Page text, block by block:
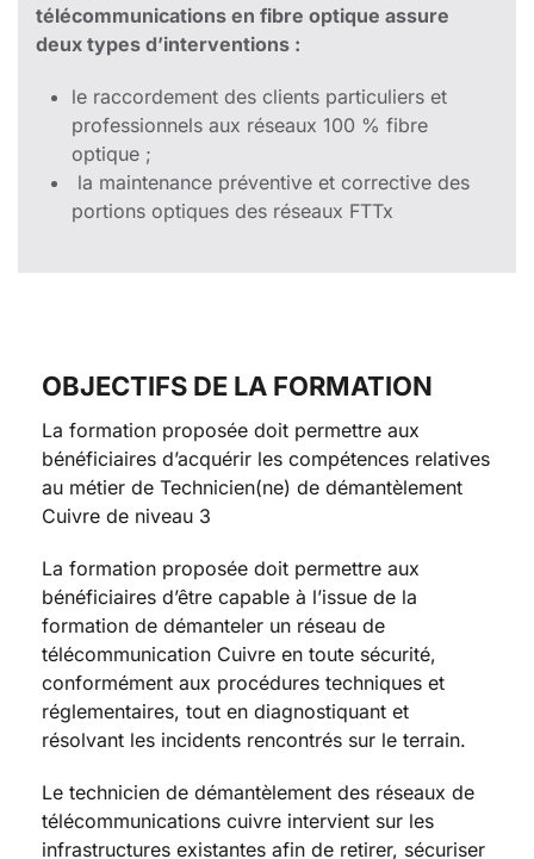
télécommunications en fibre optique assure
deux types d’interventions :
le raccordement des clients particuliers et
professionnels aux réseaux 100 % fibre
optique ;
la maintenance préventive et corrective des
portions optiques des réseaux FTTx
OBJECTIFS DE LA FORMATION
La formation proposée doit permettre aux
bénéficiaires d’acquérir les compétences relatives
au métier de Technicien(ne) de démantèlement
Cuivre de niveau 3
La formation proposée doit permettre aux
bénéficiaires d’être capable à l’issue de la
formation de démanteler un réseau de
télécommunication Cuivre en toute sécurité,
conformément aux procédures techniques et
réglementaires, tout en diagnostiquant et
résolvant les incidents rencontrés sur le terrain.
Le technicien de démantèlement des réseaux de
télécommunications cuivre intervient sur les
infrastructures existantes afin de retirer, sécuriser